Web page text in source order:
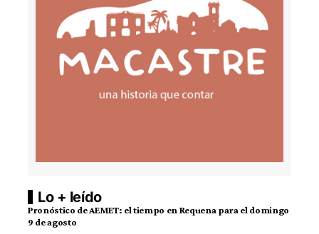
Lo + leído
Pronóstico de AEMET: el tiempo en Requena para el domingo
9 de agosto